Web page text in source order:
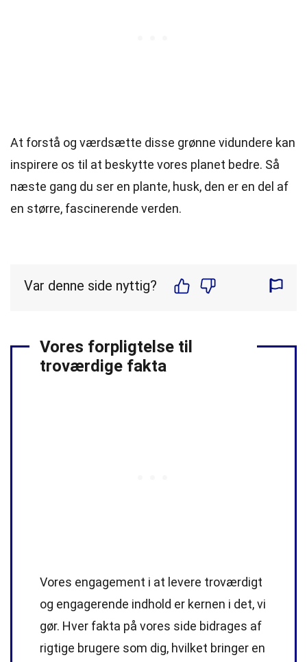
At forstå og værdsætte disse grønne vidundere kan
inspirere os til at beskytte vores planet bedre. Så
næste gang du ser en plante, husk, den er en del af
en større, fascinerende verden.
Var denne side nyttig?
Vores forpligtelse til
troværdige fakta
Vores engagement i at levere troværdigt
og engagerende indhold er kernen i det, vi
gør. Hver fakta på vores side bidrages af
rigtige brugere som dig, hvilket bringer en